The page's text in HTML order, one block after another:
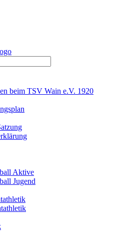
beim TSV Wain e.V. 1920
Aktive
Jugend